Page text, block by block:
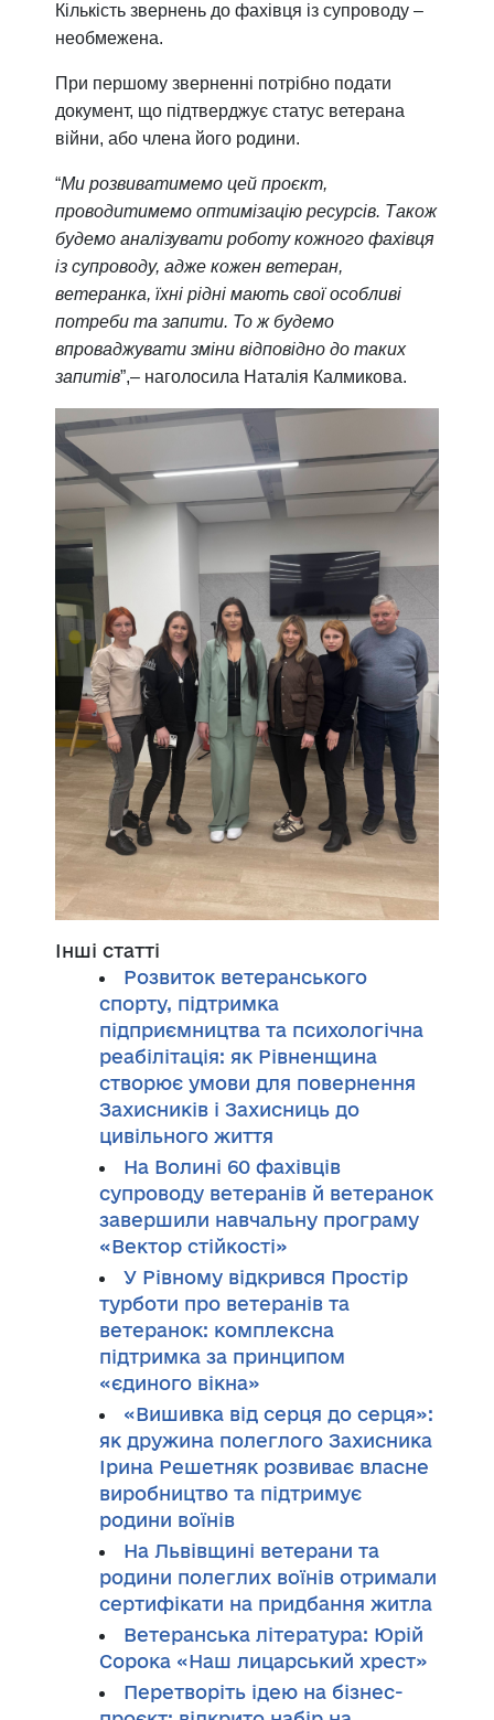
Кількість звернень до фахівця із супроводу –
необмежена.
При першому зверненні потрібно подати
документ, що підтверджує статус ветерана
війни, або члена його родини.
“Ми розвиватимемо цей проєкт,
проводитимемо оптимізацію ресурсів. Також
будемо аналізувати роботу кожного фахівця
із супроводу, адже кожен ветеран,
ветеранка, їхні рідні мають свої особливі
потреби та запити. То ж будемо
впроваджувати зміни відповідно до таких
запитів”,– наголосила Наталія Калмикова.
Інші статті
Розвиток ветеранського
спорту, підтримка
підприємництва та психологічна
реабілітація: як Рівненщина
створює умови для повернення
Захисників і Захисниць до
цивільного життя
На Волині 60 фахівців
супроводу ветеранів й ветеранок
завершили навчальну програму
«Вектор стійкості»
У Рівному відкрився Простір
турботи про ветеранів та
ветеранок: комплексна
підтримка за принципом
«єдиного вікна»
«Вишивка від серця до серця»:
як дружина полеглого Захисника
Ірина Решетняк розвиває власне
виробництво та підтримує
родини воїнів
На Львівщині ветерани та
родини полеглих воїнів отримали
сертифікати на придбання житла
Ветеранська література: Юрій
Сорока «Наш лицарський хрест»
Перетворіть ідею на бізнес-